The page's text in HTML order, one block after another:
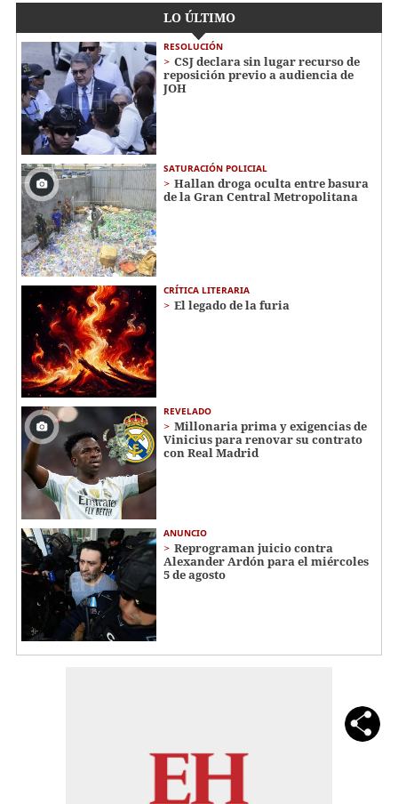
LO ÚLTIMO
RESOLUCIÓN
CSJ declara sin lugar recurso de
reposición previo a audiencia de
JOH
SATURACIÓN POLICIAL
Hallan droga oculta entre basura
de la Gran Central Metropolitana
CRÍTICA LITERARIA
El legado de la furia
REVELADO
Millonaria prima y exigencias de
Vinicius para renovar su contrato
con Real Madrid
ANUNCIO
Reprograman juicio contra
Alexander Ardón para el miércoles
5 de agosto